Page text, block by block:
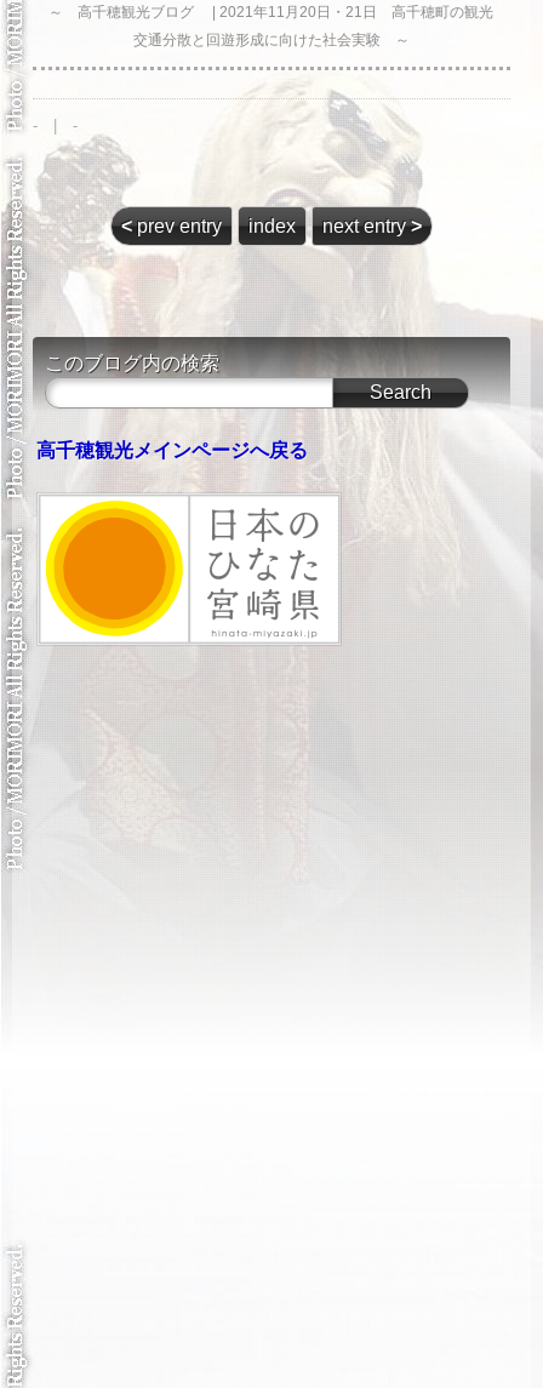
～ 高千穂観光ブログ | 2021年11月20日・21日 高千穂町の観光
交通分散と回遊形成に向けた社会実験 ～
- | -
<prev entry index next entry>
このブログ内の検索
高千穂観光メインページへ戻る